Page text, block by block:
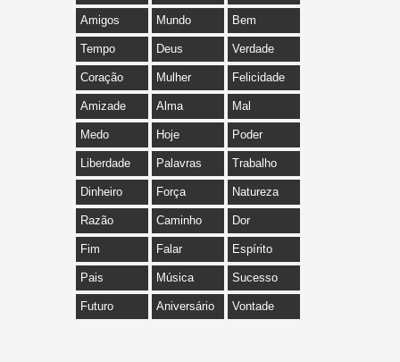
Amigos Mundo Bem
Tempo Deus Verdade
Coração Mulher Felicidade
Amizade Alma Mal
Medo Hoje Poder
Liberdade Palavras Trabalho
Dinheiro Força Natureza
Razão Caminho Dor
Fim Falar Espírito
Pais Música Sucesso
Futuro Aniversário Vontade